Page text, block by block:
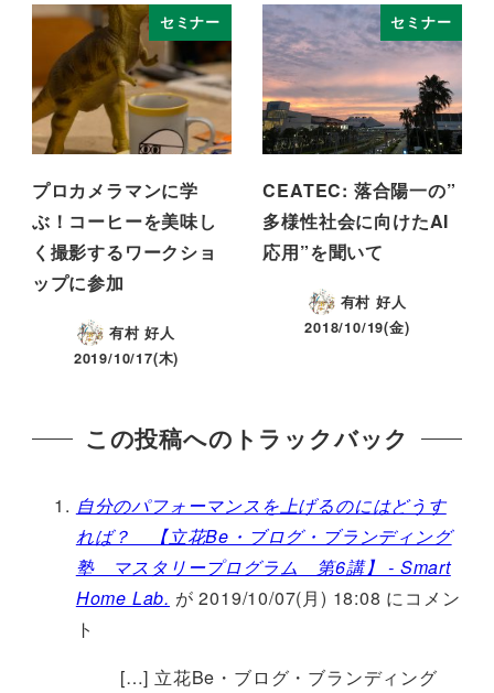
セミナー
プロカメラマンに学
ぶ！コーヒーを美味し
く撮影するワークショ
ップに参加
有村 好人
2019/10/17(木)
セミナー
CEATEC: 落合陽一の”
多様性社会に向けたAI
応用”を聞いて
有村 好人
2018/10/19(金)
この投稿へのトラックバック
自分のパフォーマンスを上げるのにはどうす
れば？ 【立花Be・ブログ・ブランディング
塾 マスタリープログラム 第6講】 - Smart
Home Lab. が 2019/10/07(月) 18:08 にコメン
ト
[…] 立花Be・ブログ・ブランディング